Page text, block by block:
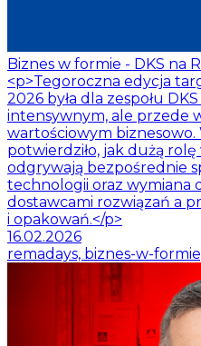
Biznes w formie - DKS na
<p>Tegoroczna edycja
2026 była dla zespołu
intensywnym, ale przede
wartościowym
potwierdziło, jak dużą
odgrywają bezpośrednie
technologii oraz wymiana
dostawcami rozwiązań a
i opakowań.</p>
16.02.2026
remadays, biznes-w-